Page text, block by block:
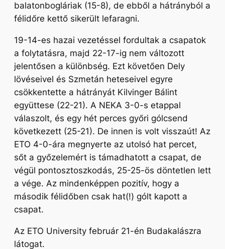
balatonbogláriak (15-8), de ebből a hátrányból a
félidőre kettő sikerült lefaragni.
19-14-es hazai vezetéssel fordultak a csapatok
a folytatásra, majd 22-17-ig nem változott
jelentősen a különbség. Ezt követően Dely
lövéseivel és Szmetán heteseivel egyre
csökkentette a hátrányát Kilvinger Bálint
együttese (22-21). A NEKA 3-0-s etappal
válaszolt, és egy hét perces győri gólcsend
következett (25-21). De innen is volt visszaút! Az
ETO 4-0-ára megnyerte az utolsó hat percet,
sőt a győzelemért is támadhatott a csapat, de
végül pontosztoszkodás, 25-25-ös döntetlen lett
a vége. Az mindenképpen pozitív, hogy a
második félidőben csak hat(!) gólt kapott a
csapat.
Az ETO University február 21-én Budakalászra
látogat.